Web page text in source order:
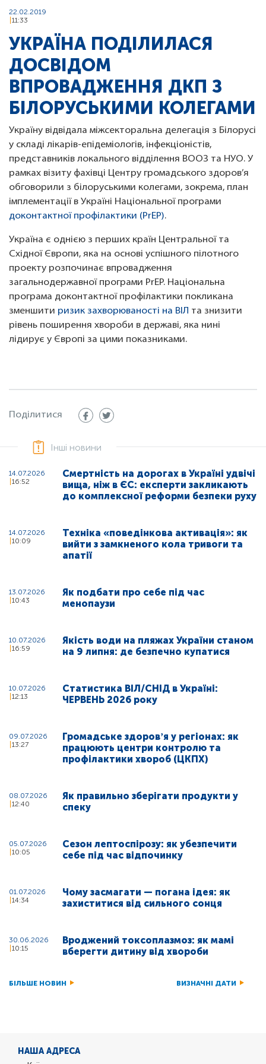
22.02.2019
11:33
УКРАЇНА ПОДІЛИЛАСЯ
ДОСВІДОМ
ВПРОВАДЖЕННЯ ДКП З
БІЛОРУСЬКИМИ КОЛЕГАМИ
Україну відвідала міжсекторальна делегація з Білорусі
у складі лікарів-епідеміологів, інфекціоністів,
представників локального відділення ВООЗ та НУО. У
рамках візиту фахівці Центру громадського здоров’я
обговорили з білоруськими колегами, зокрема, план
імплементації в Україні Національної програми
доконтактної профілактики (PrEP).
Україна є однією з перших країн Центральної та
Східної Європи, яка на основі успішного пілотного
проекту розпочинає впровадження
загальнодержавної програми PrEP. Національна
програма доконтактної профілактики покликана
зменшити ризик захворюваності на ВІЛ та знизити
рівень поширення хвороби в державі, яка нині
лідирує у Європі за цими показниками.
Поділитися
Інші новини
14.07.2026
16:52
Смертність на дорогах в Україні удвічі
вища, ніж в ЄС: експерти закликають
до комплексної реформи безпеки руху
14.07.2026
10:09
Техніка «поведінкова активація»: як
вийти з замкненого кола тривоги та
апатії
13.07.2026
10:43
Як подбати про себе під час
менопаузи
10.07.2026
16:59
Якість води на пляжах України станом
на 9 липня: де безпечно купатися
10.07.2026
12:13
Статистика ВІЛ/СНІД в Україні:
ЧЕРВЕНЬ 2026 року
09.07.2026
13:27
Громадське здоровʼя у регіонах: як
працюють центри контролю та
профілактики хвороб (ЦКПХ)
08.07.2026
12:40
Як правильно зберігати продукти у
спеку
05.07.2026
10:05
Сезон лептоспірозу: як убезпечити
себе під час відпочинку
01.07.2026
14:34
Чому засмагати — погана ідея: як
захиститися від сильного сонця
30.06.2026
10:15
Вроджений токсоплазмоз: як мамі
вберегти дитину від хвороби
БІЛЬШЕ НОВИН ВИЗНАЧНІ ДАТИ
НАША АДРЕСА